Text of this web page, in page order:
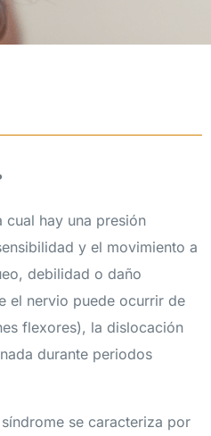
cual hay una presión
y el movimiento a
debilidad o daño
el nervio puede ocurrir de
flexores), la dislocación
durante periodos
se caracteriza por